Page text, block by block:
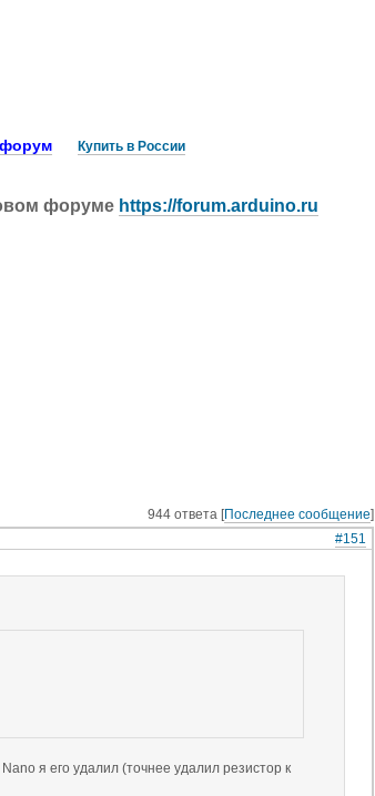
Купить в России
форуме https://forum.arduino.ru
944 ответа [Последнее сообщение]
#151
я его удалил (точнее удалил резистор к